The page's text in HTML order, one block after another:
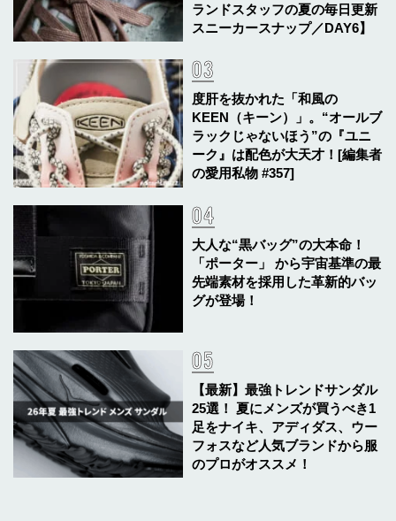
ランドスタッフの夏の毎日更新
スニーカースナップ／DAY6】
度肝を抜かれた「和風の
KEEN（キーン）」。“オールブ
ラックじゃないほう”の『ユニ
ーク』は配色が大天才！[編集者
の愛用私物 #357]
大人な“黒バッグ”の大本命！
「ポーター」 から宇宙基準の最
先端素材を採用した革新的バッ
グが登場！
【最新】最強トレンドサンダル
25選！ 夏にメンズが買うべき1
足をナイキ、アディダス、ウー
フォスなど人気ブランドから服
のプロがオススメ！